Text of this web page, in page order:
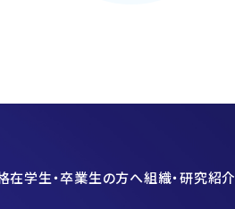
在学生・卒業生の方へ組織・研究紹介